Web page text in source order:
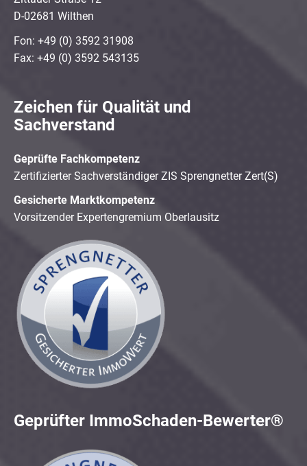
D-02681 Wilthen
Fon: +49 (0) 3592 31908
Fax: +49 (0) 3592 543135
Zeichen für Qualität und
Sachverstand
Geprüfte Fachkompetenz
Zertifizierter Sachverständiger ZIS Sprengnetter Zert(S)
Gesicherte Marktkompetenz
Vorsitzender Expertengremium Oberlausitz
Geprüfter ImmoSchaden-Bewerter®